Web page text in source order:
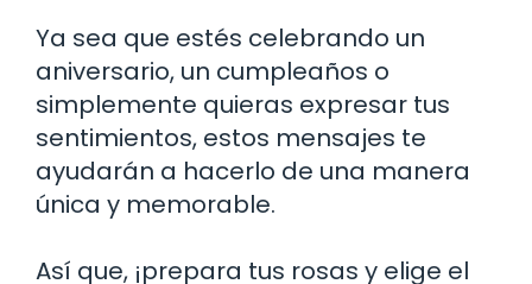
Ya sea que estés celebrando un
aniversario, un cumpleaños o
simplemente quieras expresar tus
sentimientos, estos mensajes te
ayudarán a hacerlo de una manera
única y memorable.
Así que, ¡prepara tus rosas y elige el